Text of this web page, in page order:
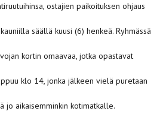
ostajien paikoituksen ohjaus
säällä kuusi (6) henkeä. Ryhmässä
kortin omaavaa, jotka opastavat
klo 14, jonka jälkeen vielä puretaan
jo aikaisemminkin kotimatkalle.